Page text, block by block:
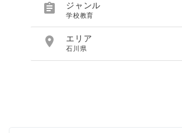
 ジャンル
学校教育
 エリア
石川県